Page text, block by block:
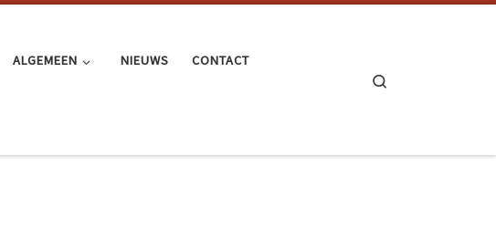
ALGEMEEN NIEUWS CONTACT